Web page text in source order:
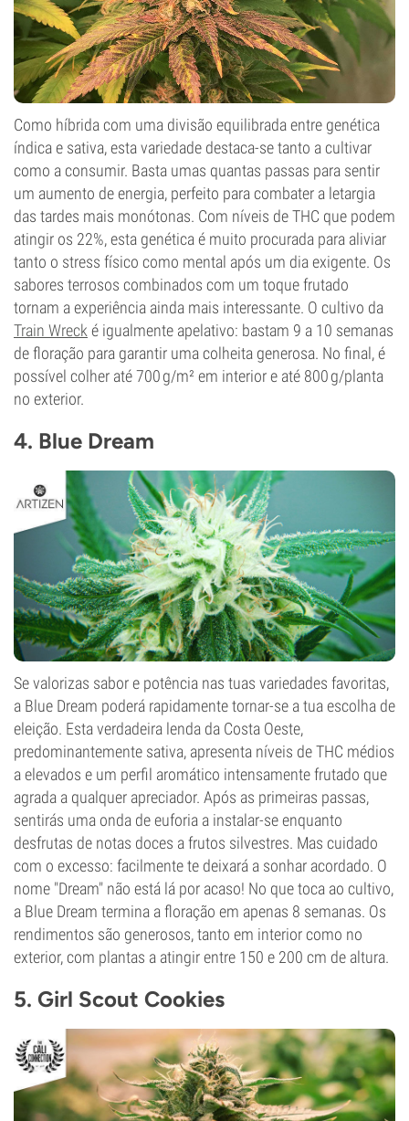
Como híbrida com uma divisão equilibrada entre genética
índica e sativa, esta variedade destaca-se tanto a cultivar
como a consumir. Basta umas quantas passas para sentir
um aumento de energia, perfeito para combater a letargia
das tardes mais monótonas. Com níveis de THC que podem
atingir os 22%, esta genética é muito procurada para aliviar
tanto o stress físico como mental após um dia exigente. Os
sabores terrosos combinados com um toque frutado
tornam a experiência ainda mais interessante. O cultivo da
Train Wreck é igualmente apelativo: bastam 9 a 10 semanas
de floração para garantir uma colheita generosa. No final, é
possível colher até 700 g/m² em interior e até 800 g/planta
no exterior.
4. Blue Dream
Se valorizas sabor e potência nas tuas variedades favoritas,
a Blue Dream poderá rapidamente tornar-se a tua escolha de
eleição. Esta verdadeira lenda da Costa Oeste,
predominantemente sativa, apresenta níveis de THC médios
a elevados e um perfil aromático intensamente frutado que
agrada a qualquer apreciador. Após as primeiras passas,
sentirás uma onda de euforia a instalar-se enquanto
desfrutas de notas doces a frutos silvestres. Mas cuidado
com o excesso: facilmente te deixará a sonhar acordado. O
nome "Dream" não está lá por acaso! No que toca ao cultivo,
a Blue Dream termina a floração em apenas 8 semanas. Os
rendimentos são generosos, tanto em interior como no
exterior, com plantas a atingir entre 150 e 200 cm de altura.
5. Girl Scout Cookies